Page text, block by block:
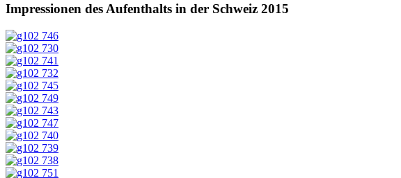
Impressionen des Aufenthalts in der Schweiz 2015